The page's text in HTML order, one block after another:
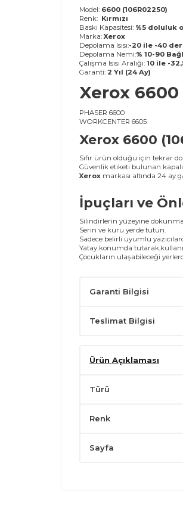
Model: 6600 (106R02250)
Renk: Kırmızı
Baskı Kapasitesi: %5 doluluk
Marka:Xerox
Depolama Isısı:-20 ile -40
Depolama Nemi:% 10-90
Çalışma Isısı Aralığı: 10 ile -
Garanti: 2 Yıl (24 Ay)
Xerox 6600
PHASER 6600
WORKCENTER 6605
Xerox 6600
Sıfır ürün olduğu için tekrar
Güvenlik etiketi bulunan
Xerox markası altında 24 ay
İpuçları ve
Silindirlerin yüzeyine
Serin ve kuru yerde tutun.
Sadece belirli uyumlu
Yatay konumda
Çocukların ulaşabileceği
Garanti Bilgisi
Teslimat Bilgisi
Ürün Açıklaması
Türü
Renk
Sayfa